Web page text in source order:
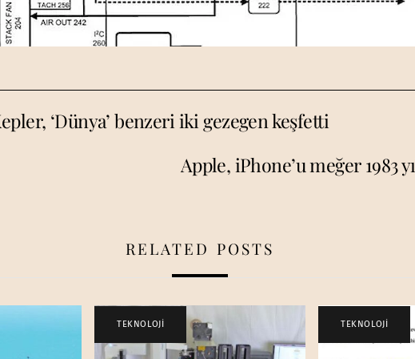
‘Dünya’ benzeri iki gezegen keşfetti
Apple, iPhone’u meğer 1983
RELATED POSTS
TEKNOLOJİ TEKNOLOJİ